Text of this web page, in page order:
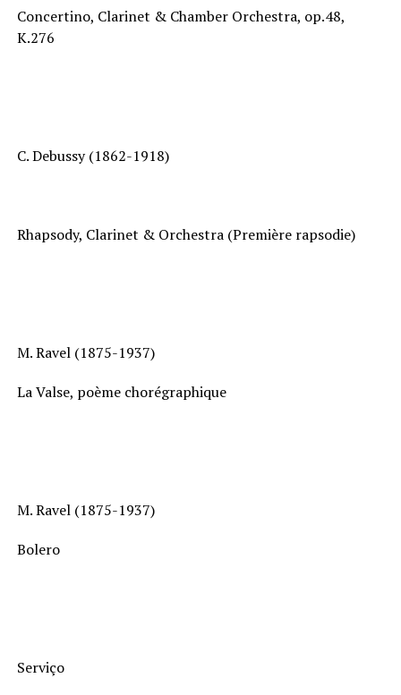
Concertino, Clarinet & Chamber Orchestra, op.48,
K.276
C. Debussy (1862-1918)
Rhapsody, Clarinet & Orchestra (Première rapsodie)
M. Ravel (1875-1937)
La Valse, poème chorégraphique
M. Ravel (1875-1937)
Bolero
Serviço